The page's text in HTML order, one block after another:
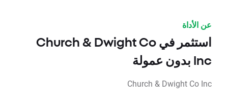
عن الأداة
استثمر في Church & Dwight Co
Inc بدون عمولة
Church & Dwight Co Inc